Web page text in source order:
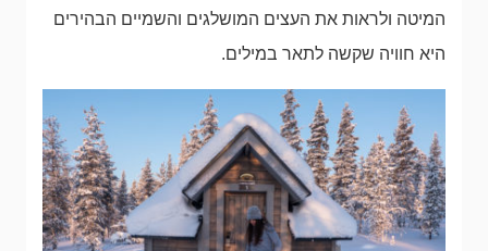
המיטה ולראות את העצים המושלגים והשמיים הבהירים
היא חוויה שקשה לתאר במילים.